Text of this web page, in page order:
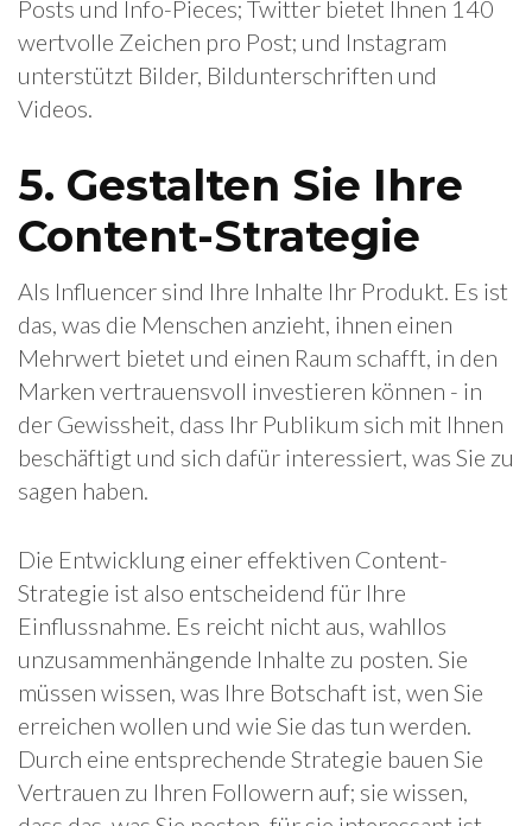
Posts und Info-Pieces; Twitter bietet Ihnen 140
wertvolle Zeichen pro Post; und Instagram
unterstützt Bilder, Bildunterschriften und
Videos.
5. Gestalten Sie Ihre
Content-Strategie
Als Influencer sind Ihre Inhalte Ihr Produkt. Es ist
das, was die Menschen anzieht, ihnen einen
Mehrwert bietet und einen Raum schafft, in den
Marken vertrauensvoll investieren können - in
der Gewissheit, dass Ihr Publikum sich mit Ihnen
beschäftigt und sich dafür interessiert, was Sie zu
sagen haben.
Die Entwicklung einer effektiven Content-
Strategie ist also entscheidend für Ihre
Einflussnahme. Es reicht nicht aus, wahllos
unzusammenhängende Inhalte zu posten. Sie
müssen wissen, was Ihre Botschaft ist, wen Sie
erreichen wollen und wie Sie das tun werden.
Durch eine entsprechende Strategie bauen Sie
Vertrauen zu Ihren Followern auf; sie wissen,